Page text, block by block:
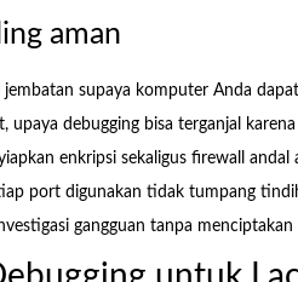
aman
supaya komputer Anda
upaya debugging bisa terganjal
enkripsi sekaligus firewall
port digunakan tidak tumpang
gangguan tanpa